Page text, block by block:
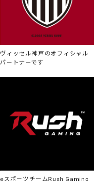
ヴィッセル神戸のオフィシャル
パートナーです
eスポーツチームRush Gaming